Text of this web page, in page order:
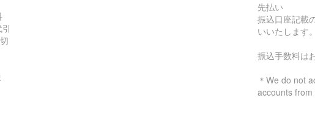
先払い
振込口座記載
いいたします。
振込手数料は
＊We do not
accounts